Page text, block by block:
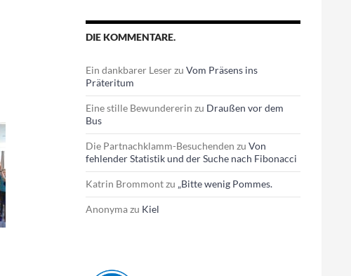
DIE KOMMENTARE.
Ein dankbarer Leserzu Vom Präsens ins
Präteritum
Eine stille Bewundererin zu Draußen vor dem
Bus
Die Partnachklamm-Besuchenden zu Von
fehlender Statistik und der Suche nach Fibonacci
Katrin Brommontzu „Bitte wenig Pommes.
Anonymazu Kiel